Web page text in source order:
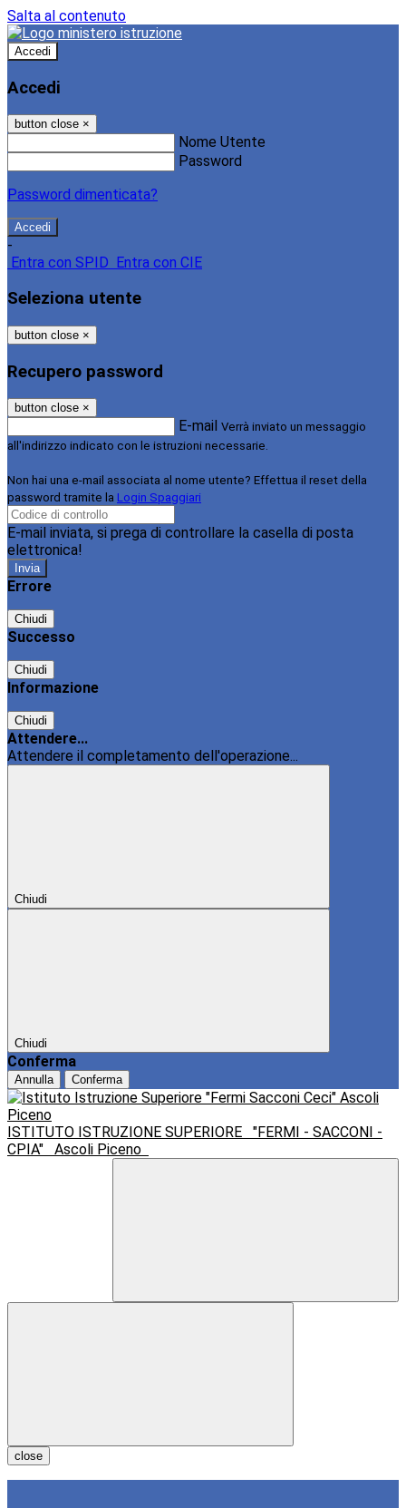
Salta al contenuto
Accedi
Accedi
button close ×
Nome Utente
Password
Password dimenticata?
-
Entra con SPID
Entra con CIE
Seleziona utente
button close ×
Recupero password
button close ×
E-mail Verrà inviato un messaggio
all'indirizzo indicato con le istruzioni necessarie.
Non hai una e-mail associata al nome utente? Effettua il reset della
password tramite la Login Spaggiari
E-mail inviata, si prega di controllare la casella di posta
elettronica!
Errore
Chiudi
Successo
Chiudi
Informazione
Chiudi
Attendere...
Attendere il completamento dell'operazione...
Chiudi
Chiudi
Conferma
Annulla Conferma
ISTITUTO ISTRUZIONE SUPERIORE
"FERMI - SACCONI -
CPIA"
Ascoli Piceno
close